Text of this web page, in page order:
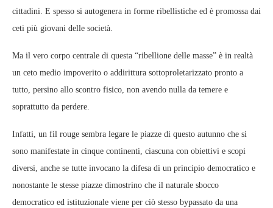
cittadini. E spesso si autogenera in forme ribellistiche ed è promossa dai
ceti più giovani delle società.
Ma il vero corpo centrale di questa “ribellione delle masse” è in realtà
un ceto medio impoverito o addirittura sottoproletarizzato pronto a
tutto, persino allo scontro fisico, non avendo nulla da temere e
soprattutto da perdere.
Infatti, un fil rouge sembra legare le piazze di questo autunno che si
sono manifestate in cinque continenti, ciascuna con obiettivi e scopi
diversi, anche se tutte invocano la difesa di un principio democratico e
nonostante le stesse piazze dimostrino che il naturale sbocco
democratico ed istituzionale viene per ciò stesso bypassato da una